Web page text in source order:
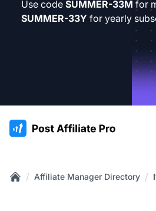
Use code SUMMER-33M for
SUMMER-33Y for yearly
:site.title
/ Affiliate Manager Directory /